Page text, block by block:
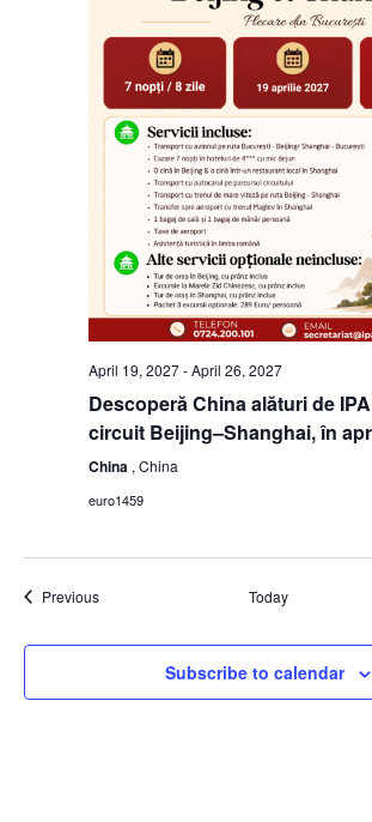
April 19, 2027-April 26, 2027
Descoperă China alături de
circuit Beijing–Shanghai, în
China , China
euro1459
PreviousEvents Today
Subscribe to calendar